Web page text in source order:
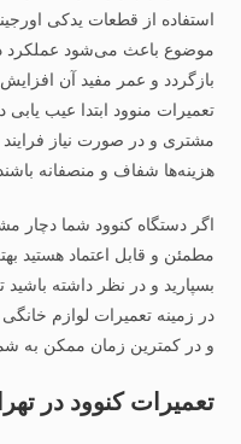
استفاده از قطعات یدکی
موضوع باعث می‌شود عملکرد
بازگردد و عمر مفید آن افزایش
تعمیرات منوود ابتدا عیب‌
مشتری و در صورت نیاز فرایند
هزینه‌ها شفاف و منصفانه باشند.
اگر دستگاه کنوود شما دچار
مطمئن و قابل اعتماد هستید
بسپارید و در نظر داشته
در زمینه تعمیرات لوازم خانگی
و در کمترین زمان ممکن به
تعمیرات کنوود در